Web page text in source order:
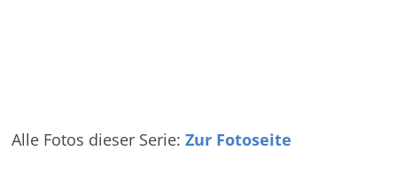
Alle Fotos dieser Serie:Zur Fotoseite